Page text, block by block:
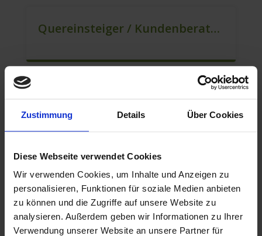
Zustimmung Details Über Cookies
Diese Webseite verwendet Cookies
Wir verwenden Cookies, um Inhalte und Anzeigen zu
personalisieren, Funktionen für soziale Medien anbieten
zu können und die Zugriffe auf unsere Website zu
analysieren. Außerdem geben wir Informationen zu Ihrer
Verwendung unserer Website an unsere Partner für
Quereinsteiger / Kundenberatung (B2C) (m/w/d)
Mitarbeiter Für Den Verkauf / Vertrieb (m/w/d)
Mitarbeiter Für Den Verkauf – Quereinstieg Möglich (m/w/d)